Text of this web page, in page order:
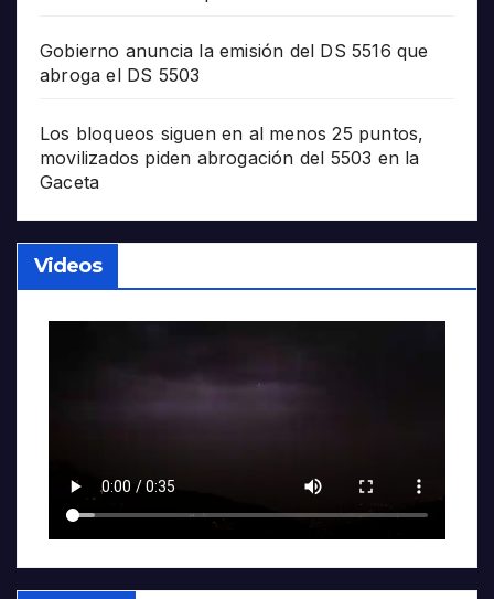
Gobierno anuncia la emisión del DS 5516 que
abroga el DS 5503
Los bloqueos siguen en al menos 25 puntos,
movilizados piden abrogación del 5503 en la
Gaceta
Videos